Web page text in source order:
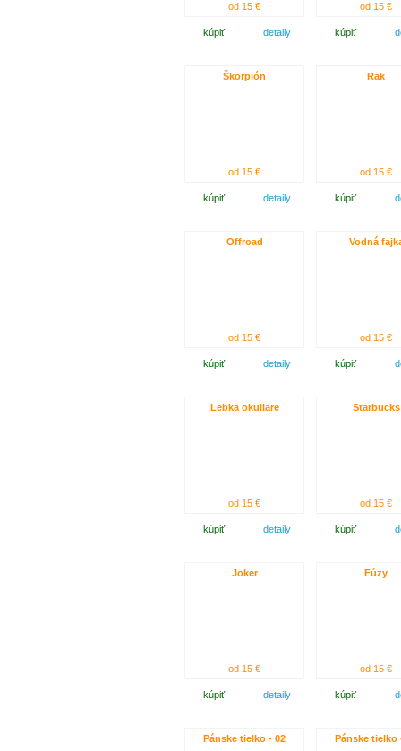
od 15 €
kúpiť detaily
od 15 €
kúpiť
Škorpión
od 15 €
kúpiť detaily
Rak
od 15 €
kúpiť
Offroad
od 15 €
kúpiť detaily
Vodná
od 15 €
kúpiť
Lebka okuliare
od 15 €
kúpiť detaily
Starbucks
od 15 €
kúpiť
Joker
od 15 €
kúpiť detaily
Fúzy
od 15 €
kúpiť
Pánske tielko - 02 Pánske tielko